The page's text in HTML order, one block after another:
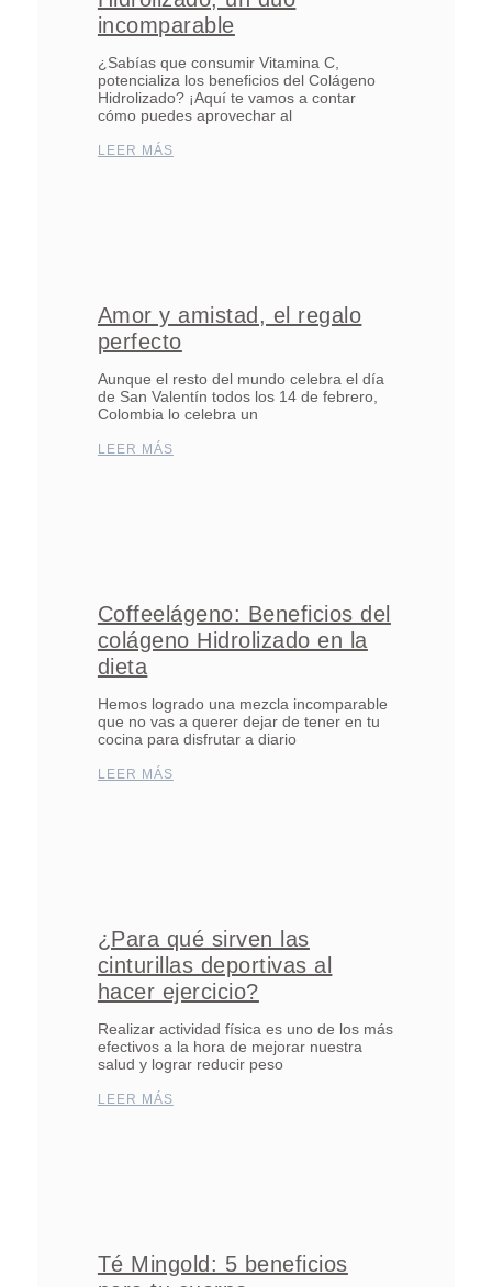
incomparable
¿Sabías que consumir Vitamina C,
potencializa los beneficios del Colágeno
Hidrolizado? ¡Aquí te vamos a contar
cómo puedes aprovechar al
LEER MÁS
Amor y amistad, el regalo
perfecto
Aunque el resto del mundo celebra el día
de San Valentín todos los 14 de febrero,
Colombia lo celebra un
LEER MÁS
Coffeelágeno: Beneficios del
colágeno Hidrolizado en la
dieta
Hemos logrado una mezcla incomparable
que no vas a querer dejar de tener en tu
cocina para disfrutar a diario
LEER MÁS
¿Para qué sirven las
cinturillas deportivas al
hacer ejercicio?
Realizar actividad física es uno de los más
efectivos a la hora de mejorar nuestra
salud y lograr reducir peso
LEER MÁS
Té Mingold: 5 beneficios